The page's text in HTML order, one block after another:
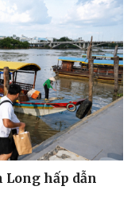
tâm hồn
hấp dẫn